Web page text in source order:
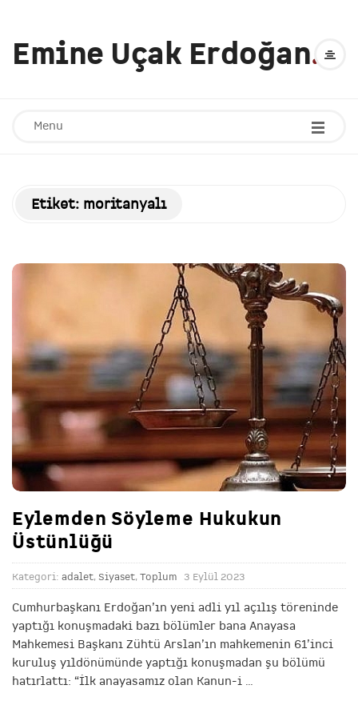
Emine Uçak Erdoğan.
Menu
Etiket: moritanyalı
Eylemden Söyleme Hukukun
Üstünlüğü
Kategori: adalet, Siyaset, Toplum 3 Eylül 2023
Cumhurbaşkanı Erdoğan’ın yeni adli yıl açılış töreninde
yaptığı konuşmadaki bazı bölümler bana Anayasa
Mahkemesi Başkanı Zühtü Arslan’ın mahkemenin 61’inci
kuruluş yıldönümünde yaptığı konuşmadan şu bölümü
hatırlattı: “İlk anayasamız olan Kanun-i